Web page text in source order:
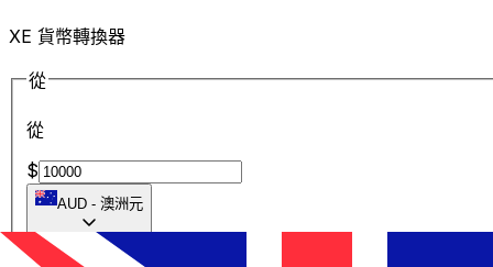
XE 貨幣轉換器
從
從
$
AUD - 澳洲元